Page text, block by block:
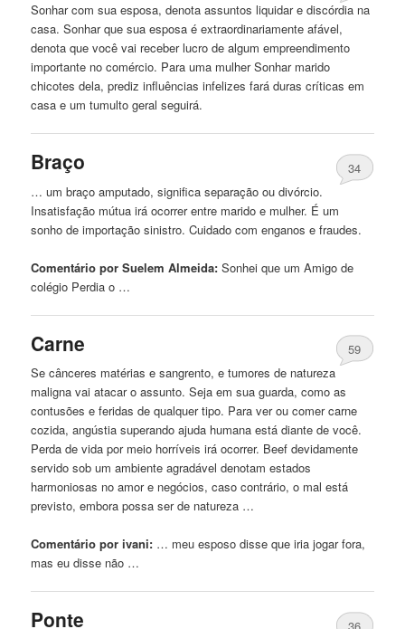
Sonhar com sua esposa, denota assuntos liquidar e discórdia na
casa. Sonharque sua esposa é extraordinariamente afável,
denotaque vocêvai receber lucro de algum empreendimento
importante no comércio. Para uma mulher Sonhar marido
chicotes dela, prediz influências infelizes fará duras críticas em
casa e um tumulto geral seguirá.
Braço
34
… um braço amputado, significa separação ou divórcio.
Insatisfação mútua irá ocorrer entre marido e mulher. É um
sonho de importação sinistro. Cuidado com enganos e fraudes.
Comentário por Suelem Almeida: Sonheique um Amigo de
colégio Perdia o …
Carne
59
Se cânceres matérias e sangrento, e tumores de natureza
malignavai atacar o assunto. Seja em sua guarda, como as
contusões e feridas de qualquer tipo. Para ver ou comer carne
cozida, angústia superando ajuda humana está diante de você.
Perda de vida por meio horríveis irá ocorrer. Beef devidamente
servido sob um ambiente agradável denotam estados
harmoniosas no amor e negócios, caso contrário, o mal está
previsto,embora possa ser de natureza …
Comentário por ivani: … meu esposo disseque iria jogar fora,
mas eu disse não …
Ponte